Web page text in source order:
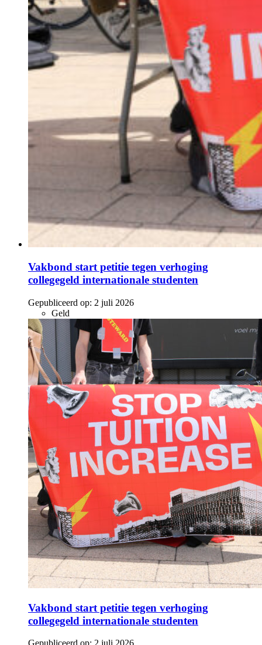
Vakbond start petitie tegen verhoging
collegegeld internationale studenten
Gepubliceerd op: 2 juli 2026
Geld
Vakbond start petitie tegen verhoging
collegegeld internationale studenten